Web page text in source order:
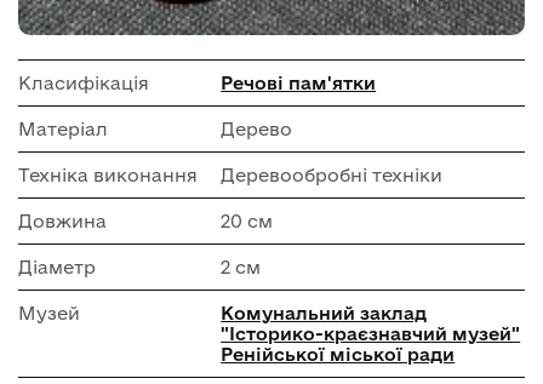
Класифікація Речові пам'ятки
Матеріал Дерево
Техніка виконання Деревообробні техніки
Довжина 20 см
Діаметр 2 см
Музей
Комунальний заклад
"Історико-краєзнавчий музей"
Ренійської міської ради